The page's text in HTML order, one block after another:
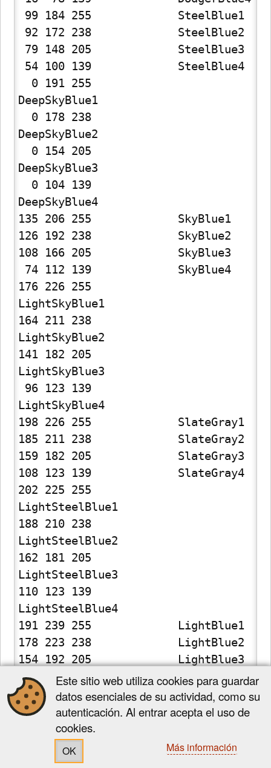
Este sitio web utiliza cookies para guardar
datos esenciales de su actividad, como su
autenticación. Al entrar acepta el uso de
cookies.
OK Más información